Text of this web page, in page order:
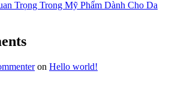
Trọng Trong Mỹ Phẩm Dành Cho Da
on Hello world!